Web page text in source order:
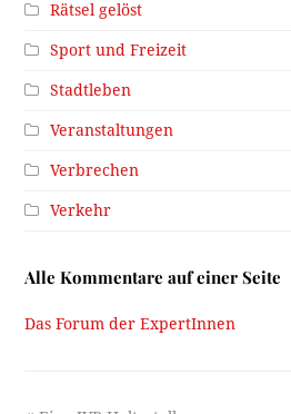
Rätsel gelöst
Sport und Freizeit
Stadtleben
Veranstaltungen
Verbrechen
Verkehr
Alle Kommentare auf einer Seite
Das Forum der ExpertInnen